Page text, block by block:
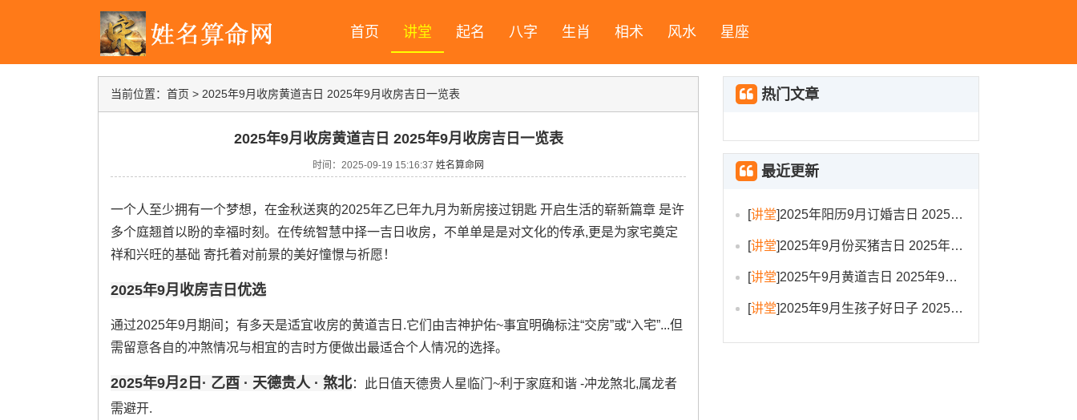
首页 讲堂 起名 八字 生肖 相术 风水 星座
当前位置： 首页 > 2025年9月收房黄道吉日 2025年9月收房吉日一览表
2025年9月收房黄道吉日 2025年9月收房吉日一览表
时间：2025-09-19 15:16:37 姓名算命网
一个人至少拥有一个梦想，在金秋送爽的2025年乙巳年九月为新房接过钥匙 开启生活的崭新篇章 是许
多个庭翘首以盼的幸福时刻。在传统智慧中择一吉日收房，不单单是是对文化的传承,更是为家宅奠定
祥和兴旺的基础 寄托着对前景的美好憧憬与祈愿！
2025年9月收房吉日优选
通过2025年9月期间；有多天是适宜收房的黄道吉日.它们由吉神护佑~事宜明确标注“交房”或“入宅”...但
需留意各自的冲煞情况与相宜的吉时方便做出最适合个人情况的选择。
2025年9月2日· 乙酉 · 天德贵人 · 煞北：此日值天德贵人星临门~利于家庭和谐 -冲龙煞北,属龙者
需避开.
热门文章
最近更新
[讲堂]2025年阳历9月订婚吉日 2025年9月订婚吉日有哪几天
[讲堂]2025年9月份买猪吉日 2025年9月买猪进圈吉日
[讲堂]2025午9月黄道吉日 2025年9月黄道吉日一览表大全
[讲堂]2025年9月生孩子好日子 2025年9月哪天生孩子比较好